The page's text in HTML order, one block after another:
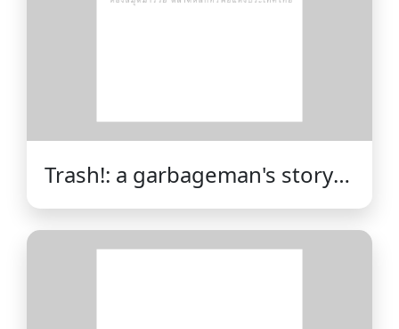
Trash!: a garbageman's story /
Simon Paré-Poupart ;
translated by Pablo Strauss.